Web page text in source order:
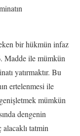
bir hükmün infaz
Madde ile mümkün
yatırmaktır. Bu
ertelenmesi ile
mümkün
dengenin
alacaklı tatmin